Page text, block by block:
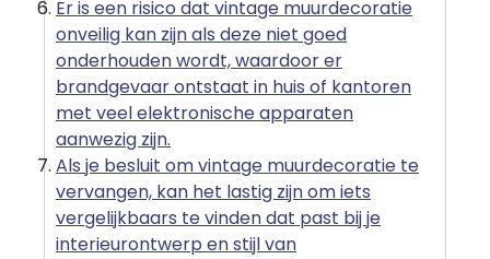
Er is een risico dat vintage muurdecoratie
onveilig kan zijn als deze niet goed
onderhouden wordt, waardoor er
brandgevaar ontstaat in huis of kantoren
met veel elektronische apparaten
aanwezig zijn.
Als je besluit om vintage muurdecoratie te
vervangen, kan het lastig zijn om iets
vergelijkbaars te vinden dat past bij je
interieurontwerp en stijl van